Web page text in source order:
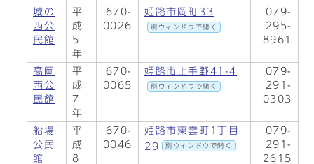
城の
西公
民館
平
成
5
年
670-
0026
姫路市岡町33
別ウィンドウで開く
079-
295-
8961
高岡
西公
民館
平
成
7
年
670-
0065
姫路市上手野41-4
別ウィンドウで開く
079-
291-
0303
船場
公民
館
平
成
8
670-
0046
姫路市東雲町1丁目
29
別ウィンドウで開く
079-
291-
2615